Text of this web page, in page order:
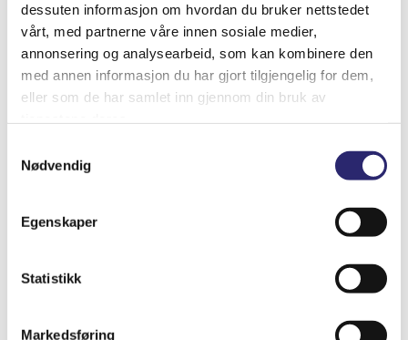
dessuten informasjon om hvordan du bruker nettstedet
vårt, med partnerne våre innen sosiale medier,
annonsering og analysearbeid, som kan kombinere den
med annen informasjon du har gjort tilgjengelig for dem,
eller som de har samlet inn gjennom din bruk av
Nødvendig
Egenskaper
Statistikk
Markedsføring
ALTERNATOR 90A I/V IVECO NEF370 1P.
(28-5892B)
kr4,048.75 (ex mva:kr3,239.00)
Varenummer: els-0124325052
Detaljer